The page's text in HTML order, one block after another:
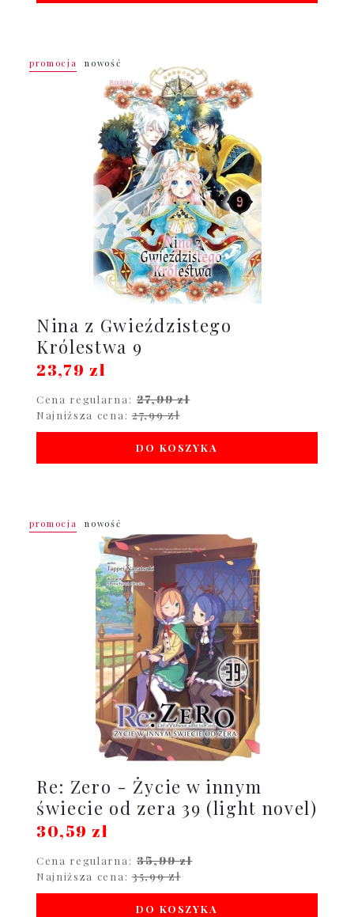
Nina z Gwieździstego
Królestwa 9
23,79 zł
Cena regularna: 27,99 zł
Najniższa cena: 27,99 zł
DO KOSZYKA
promocja nowość
Re: Zero - Życie w innym
świecie od zera 39 (light novel)
30,59 zł
Cena regularna: 35,99 zł
Najniższa cena: 35,99 zł
DO KOSZYKA
promocja nowość